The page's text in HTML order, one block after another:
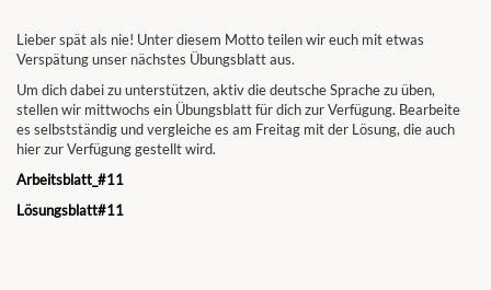
Lieber spät als nie! Unter diesem Motto teilen wir euch mit etwas
Verspätung unser nächstes Übungsblatt aus.
Um dich dabei zu unterstützen, aktiv die deutsche Sprache zu üben,
stellen wir mittwochs ein Übungsblatt für dich zur Verfügung. Bearbeite
es selbstständig und vergleiche es am Freitag mit der Lösung, die auch
hier zur Verfügung gestellt wird.
Arbeitsblatt_#11
Lösungsblatt#11